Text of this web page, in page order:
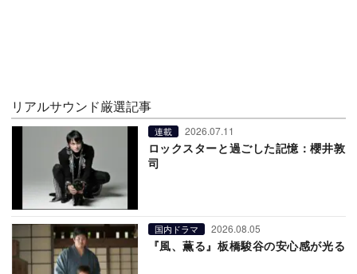
リアルサウンド厳選記事
連載 2026.07.11
ロックスターと過ごした記憶：櫻井敦
司
国内ドラマ 2026.08.05
『風、薫る』板橋駿谷の安心感が光る